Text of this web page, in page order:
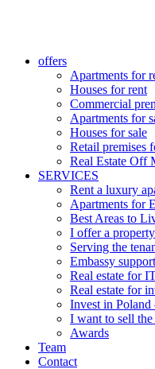
offers
Apartments for
Houses for rent
Commercial
Apartments for
Houses for sale
Retail premises
Real Estate Off
SERVICES
Rent a luxury
Apartments for
Best Areas to
I offer a
Serving the
Embassy
Real estate for
Real estate for
Invest in
I want to sell
Awards
Team
Contact